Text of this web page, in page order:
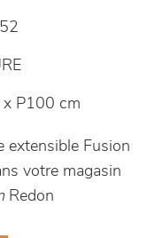
P100 cm
extensible Fusion
votre magasin
Redon